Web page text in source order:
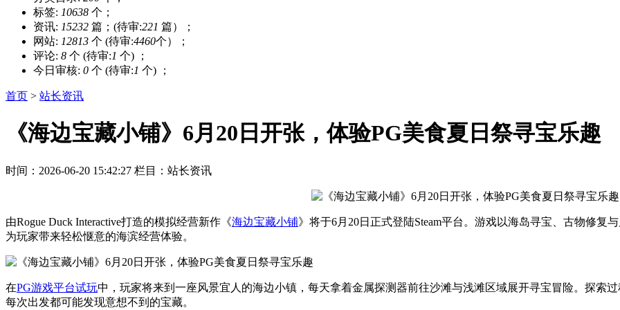
标签: 10638 个；
资讯: 15232 篇；(待审:221 篇）；
网站: 12813 个 (待审:4460个）；
评论: 8 个 (待审:1 个) ；
今日审核: 0 个 (待审:1 个) ；
首页 > 站长资讯
《海边宝藏小铺》6月20日开张，体验PG美食夏日祭寻宝乐趣
时间：2026-06-20 15:42:27 栏目：站长资讯
由Rogue Duck Interactive打造的模拟经营新作《海边宝藏小铺》将于6月20日正式登陆Steam平台。游戏以海岛寻宝、古物修复
为玩家带来轻松惬意的海滨经营体验。
在PG游戏平台试玩中，玩家将来到一座风景宜人的海边小镇，每天拿着金属探测器前往沙滩与浅滩区域展开寻宝冒险。探索
每次出发都可能发现意想不到的宝藏。